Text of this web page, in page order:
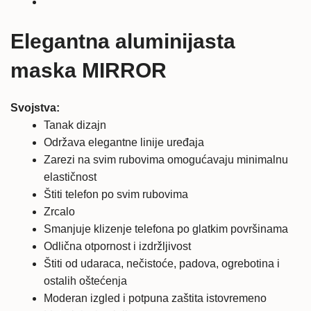
Elegantna aluminijasta
maska MIRROR
Svojstva:
Tanak dizajn
Održava elegantne linije uređaja
Zarezi na svim rubovima omogućavaju minimalnu
elastičnost
Štiti telefon po svim rubovima
Zrcalo
Smanjuje klizenje telefona po glatkim površinama
Odlična otpornost i izdržljivost
Štiti od udaraca, nečistoće, padova, ogrebotina i
ostalih oštećenja
Moderan izgled i potpuna zaštita istovremeno